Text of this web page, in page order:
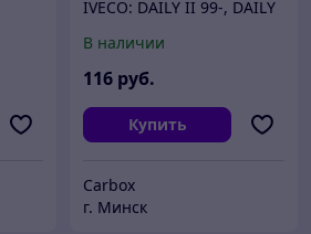
IVECO: DAILY II 99-, DAILY
DAILY III 06-, DAILY III
самосвал 06-,
В наличии
116 руб.
Купить
Carbox
г. Минск